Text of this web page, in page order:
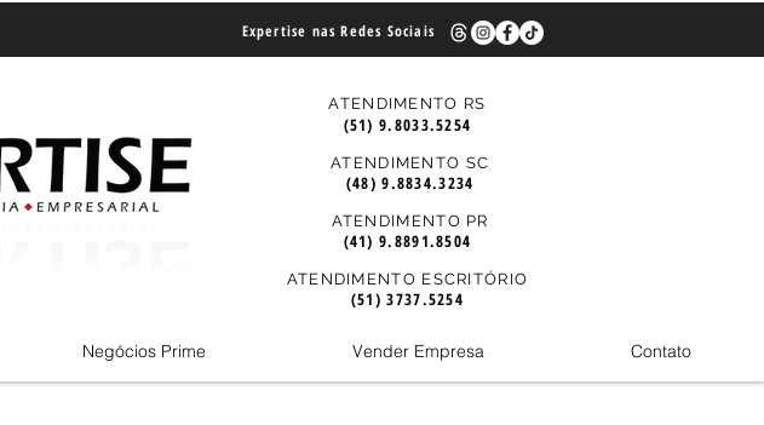
Expertise nas Redes Sociais
ATENDIMENTO RS
(51) 9.8033.5254
ATENDIMENTO SC
(48) 9.8834.3234
ATENDIMENTO PR
(41) 9.8891.8504
ATENDIMENTO ESCRITÓRIO
(51) 3737.5254
Negócios Prime Vender Empresa Contato